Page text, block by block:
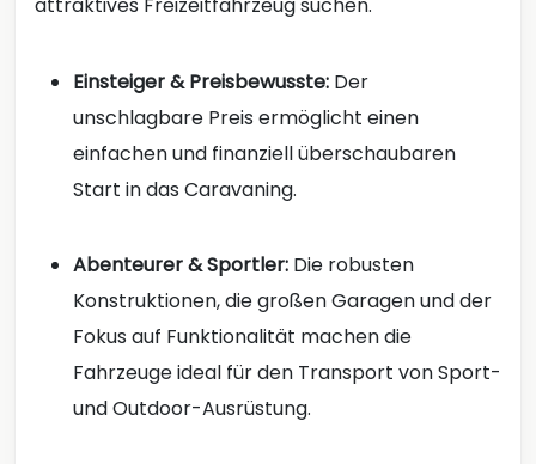
Einsteiger & Preisbewusste: Der
unschlagbare Preis ermöglicht einen
einfachen und finanziell überschaubaren
Start in das Caravaning.
Abenteurer & Sportler: Die robusten
Konstruktionen, die großen Garagen und der
Fokus auf Funktionalität machen die
Fahrzeuge ideal für den Transport von Sport-
und Outdoor-Ausrüstung.